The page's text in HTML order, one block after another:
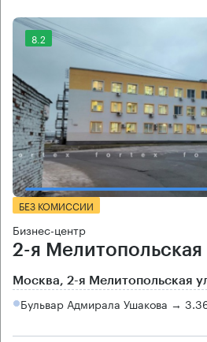
8.2
БЕЗ КОМИССИИ
Бизнес-центр
2-я
Москва, 2-я Мелитопольская
Бульвар Адмирала Ушакова →